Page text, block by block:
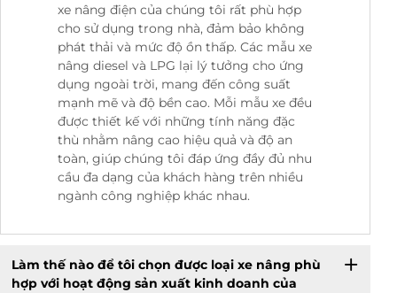
xe nâng điện của chúng tôi rất phù hợp
cho sử dụng trong nhà, đảm bảo không
phát thải và mức độ ồn thấp. Các mẫu xe
nâng diesel và LPG lại lý tưởng cho ứng
dụng ngoài trời, mang đến công suất
mạnh mẽ và độ bền cao. Mỗi mẫu xe đều
được thiết kế với những tính năng đặc
thù nhằm nâng cao hiệu quả và độ an
toàn, giúp chúng tôi đáp ứng đầy đủ nhu
cầu đa dạng của khách hàng trên nhiều
ngành công nghiệp khác nhau.
Làm thế nào để tôi chọn được loại xe nâng phù
hợp với hoạt động sản xuất kinh doanh của